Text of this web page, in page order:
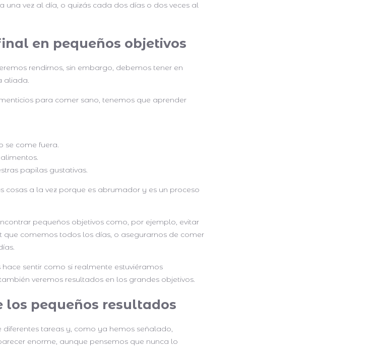
vez al día, o quizás cada dos días o dos veces al
en pequeños objetivos
rendirnos, sin embargo, debemos tener en
aliada.
para comer sano, tenemos que aprender
se come fuera.
papilas gustativas.
cosas a la vez porque es abrumador y es un proceso
pequeños objetivos como, por ejemplo, evitar
que comemos todos los días, o asegurarnos de comer
sentir como si realmente estuviéramos
veremos resultados en los grandes objetivos.
los pequeños resultados
diferentes tareas y, como ya hemos señalado,
enorme, aunque pensemos que nunca lo